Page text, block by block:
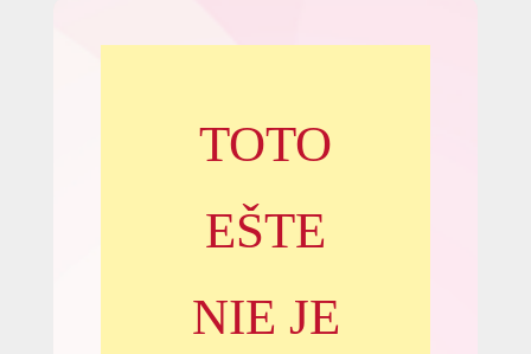
TOTO
EŠTE
NIE JE